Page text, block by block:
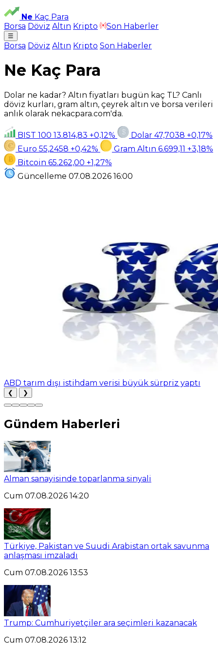
Ne Kaç Para
Borsa Döviz Altın Kripto Son Haberler
☰
Borsa Döviz Altın Kripto Son Haberler
Ne Kaç Para
Dolar ne kadar? Altın fiyatları bugün kaç TL? Canlı
döviz kurları, gram altın, çeyrek altın ve borsa verileri
anlık olarak nekacpara.com'da.
BIST 100 13.814,83 +0,12% Dolar 47,7038 +0,17%
Euro 55,2458 +0,42% Gram Altın 6.699,11 +3,18%
Bitcoin 65.262,00 +1,27%
Güncelleme 07.08.2026 16:00
ABD tarım dışı istihdam verisi büyük sürpriz yaptı
❮ ❯
Gündem Haberleri
Alman sanayisinde toparlanma sinyali
Cum 07.08.2026 14:20
Türkiye, Pakistan ve Suudi Arabistan ortak savunma
anlaşması imzaladı
Cum 07.08.2026 13:53
Trump: Cumhuriyetçiler ara seçimleri kazanacak
Cum 07.08.2026 13:12